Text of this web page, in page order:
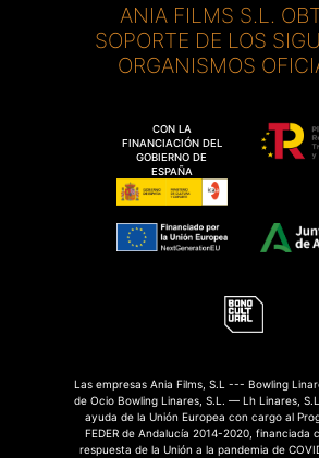
ANIA FILMS S.L.
SOPORTE DE LOS
ORGANISMOS
CON LA
FINANCIACIÓN DEL
GOBIERNO DE
ESPAÑA
Las empresas Ania Films, S.L --- Bowling
de Ocio Bowling Linares, S.L. — Lh Linares,
ayuda de la Unión Europea con cargo al
FEDER de Andalucía 2014-2020, financiada
respuesta de la Unión a la pandemia de